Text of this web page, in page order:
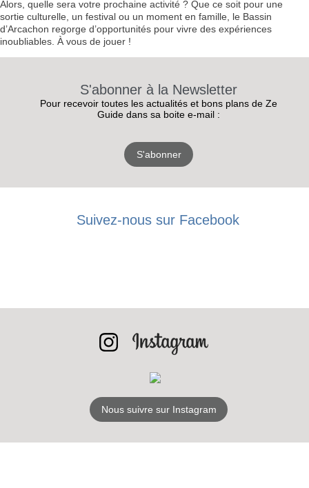
RECEVEZ
NEWSLETTER
S'ABONNER
Alors, quelle sera votre prochaine activité ? Que ce soit pour une
sortie culturelle, un festival ou un moment en famille, le Bassin
d’Arcachon regorge d’opportunités pour vivre des expériences
inoubliables. À vous de jouer !
S'abonner à la Newsletter
Pour recevoir toutes les actualités et bons plans de Ze
Guide dans sa boite e-mail :
S'abonner
Suivez-nous sur Facebook
Nous suivre sur Instagram